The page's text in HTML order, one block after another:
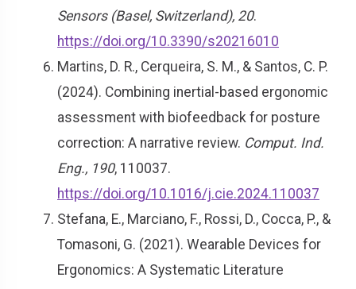
Sensors (Basel, Switzerland), 20.
https://doi.org/10.3390/s20216010
Martins, D. R., Cerqueira, S. M., & Santos, C. P.
(2024). Combining inertial-based ergonomic
assessment with biofeedback for posture
correction: A narrative review. Comput. Ind.
Eng., 190, 110037.
https://doi.org/10.1016/j.cie.2024.110037
Stefana, E., Marciano, F., Rossi, D., Cocca, P., &
Tomasoni, G. (2021). Wearable Devices for
Ergonomics: A Systematic Literature